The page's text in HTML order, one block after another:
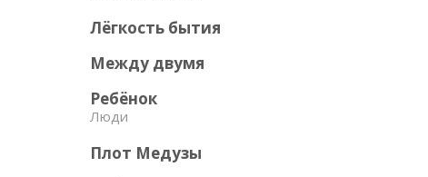
Лёгкость бытия
Между двумя
Ребёнок
Люди
Плот Медузы